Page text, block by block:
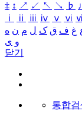
‡ ↕ ↗ ↙ ↖ ↘ ♭ ♩
ⅰ
ⅱ ⅲ ⅳ ⅴ ⅵ
غ ف ق ک ل م ن ه
و ی
닫기
통합검